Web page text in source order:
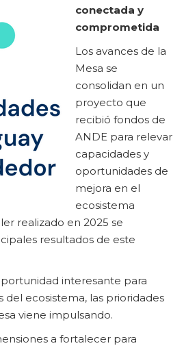
conectada y
comprometida
Los avances de la
Mesa se
consolidan en un
proyecto que
recibió fondos de
ANDE para relevar
capacidades y
oportunidades de
mejora en el
ecosistema
realizado en 2025 se
resultados de este
interesante para
del ecosistema, las prioridades
viene impulsando.
a fortalecer para